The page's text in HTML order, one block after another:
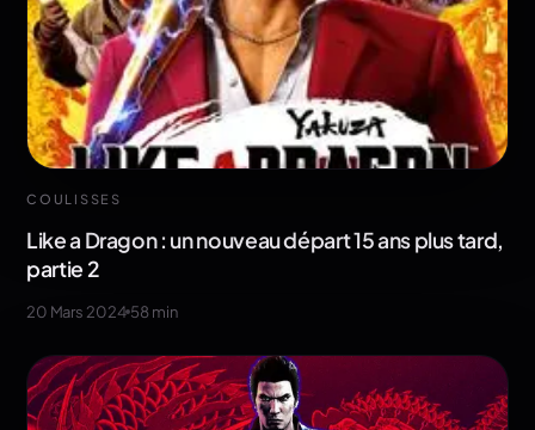
COULISSES
Like a Dragon : un nouveau départ 15 ans plus tard,
partie 2
20 Mars 2024 58min